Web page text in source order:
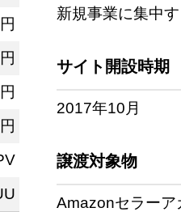
新規事業に集中
サイト開設時期
2017年10月
譲渡対象物
Amazonセラーア